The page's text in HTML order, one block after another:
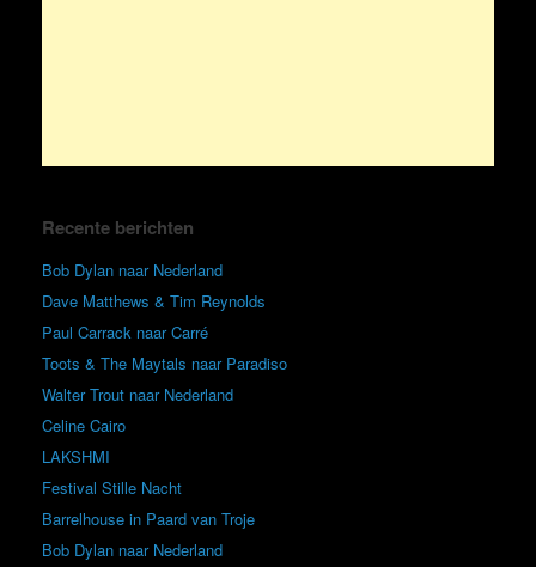
Recente berichten
Bob Dylan naar Nederland
Dave Matthews & Tim Reynolds
Paul Carrack naar Carré
Toots & The Maytals naar Paradiso
Walter Trout naar Nederland
Celine Cairo
LAKSHMI
Festival Stille Nacht
Barrelhouse in Paard van Troje
Bob Dylan naar Nederland